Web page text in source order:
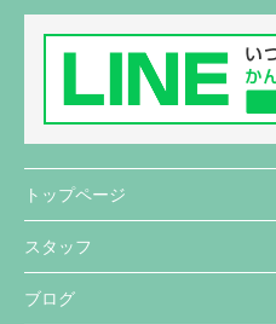
トップページ
スタッフ
ブログ